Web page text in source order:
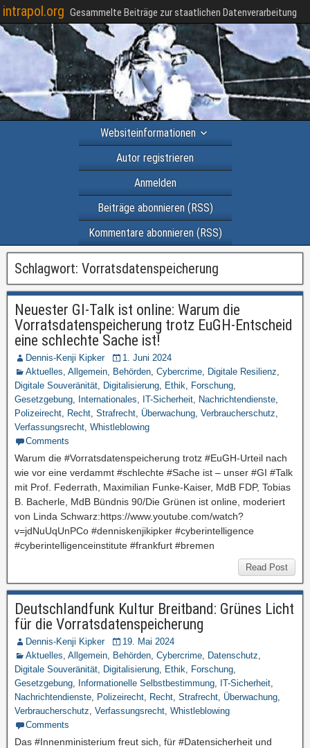
intrapol.org Gesammelte Beiträge zur staatlichen Datenverarbeitung
Websiteinformationen
Autor registrieren
Anmelden
Beiträge abonnieren (RSS)
Kommentare abonnieren (RSS)
Schlagwort: Vorratsdatenspeicherung
Neuester GI-Talk ist online: Warum die
Vorratsdatenspeicherung trotz EuGH-Entscheid
eine schlechte Sache ist!
Dennis-Kenji Kipker
1. Juni 2024
Aktuelles, Allgemein, Behörden, Cybercrime, Digitale Resilienz,
Digitale Souveränität, Digitalisierung, Ethik, Forschung,
Gesetzgebung, Internationales, IT-Sicherheit, Nachrichtendienste,
Polizeirecht, Recht, Strafrecht, Überwachung, Verbraucherschutz,
Verfassungsrecht, Whistleblowing
Comments
Warum die #Vorratsdatenspeicherung trotz #EuGH-Urteil nach
wie vor eine verdammt #schlechte #Sache ist – unser #GI #Talk
mit Prof. Federrath, Maximilian Funke-Kaiser, MdB FDP, Tobias
B. Bacherle, MdB Bündnis 90/Die Grünen ist online, moderiert
von Linda Schwarz:https://www.youtube.com/watch?
v=jdNuUqUnPCo #denniskenjikipker #cyberintelligence
#cyberintelligenceinstitute #frankfurt #bremen
Read Post
Deutschlandfunk Kultur Breitband: Grünes Licht
für die Vorratsdatenspeicherung
Dennis-Kenji Kipker
19. Mai 2024
Aktuelles, Allgemein, Behörden, Cybercrime, Datenschutz,
Digitale Souveränität, Digitalisierung, Ethik, Forschung,
Gesetzgebung, Informationelle Selbstbestimmung, IT-Sicherheit,
Nachrichtendienste, Polizeirecht, Recht, Strafrecht, Überwachung,
Verbraucherschutz, Verfassungsrecht, Whistleblowing
Comments
Das #Innenministerium freut sich, für #Datensicherheit und